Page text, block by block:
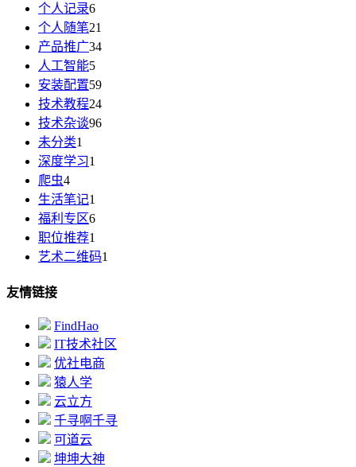
个人记录6
个人随笔21
产品推广34
人工智能5
安装配置59
技术教程24
技术杂谈96
未分类1
深度学习1
爬虫4
生活笔记1
福利专区6
职位推荐1
艺术二维码1
友情链接
FindHao
IT技术社区
优社电商
猿人学
云立方
千寻啊千寻
可道云
坤坤大神